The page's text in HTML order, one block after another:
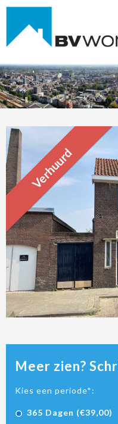
Verhuurd
Meer zien?
Kies een periode*:
365 Dagen (€39,00)